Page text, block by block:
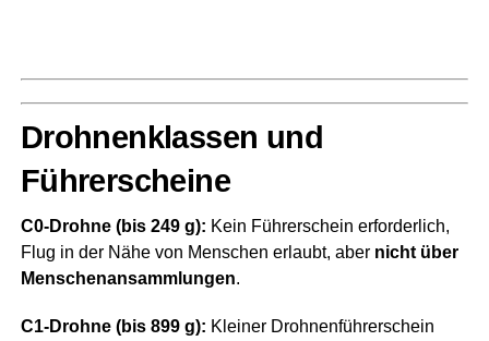
Droh­nen­klas­sen und
Führerscheine
C0-Droh­ne (bis 249 g): Kein Füh­rer­schein erfor­der­lich,
Flug in der Nähe von Men­schen erlaubt, aber nicht über
Men­schen­an­samm­lun­gen.
C1-Droh­ne (bis 899 g): Klei­ner Droh­nen­füh­rer­schein